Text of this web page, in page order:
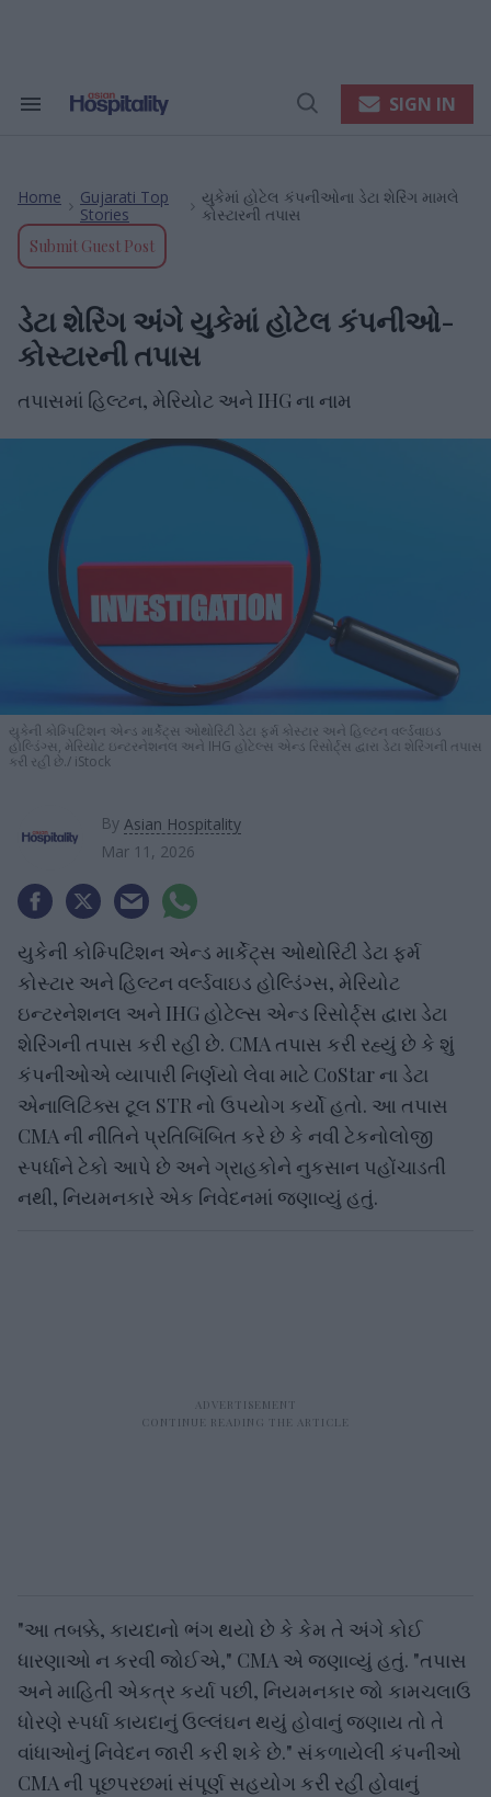
Search
Open
SIGN IN
Home
Gujarati Top
Stories
યુકેમાં હોટેલ કંપનીઓના ડેટા શેરિંગ મામલે
કોસ્ટારની તપાસ
Submit Guest Post
ડેટા શેરિંગ અંગે યુકેમાં હોટેલ કંપનીઓ-
કોસ્ટારની તપાસ
તપાસમાં હિલ્ટન, મેરિયોટ અને IHG ના નામ
યુકેની કોમ્પિટિશન એન્ડ માર્કેટ્સ ઓથોરિટી ડેટા ફર્મ કોસ્ટાર અને હિલ્ટન વર્લ્ડવાઇડ
હોલ્ડિંગ્સ, મેરિયોટ ઇન્ટરનેશનલ અને IHG હોટેલ્સ એન્ડ રિસોર્ટ્સ દ્વારા ડેટા શેરિંગની તપાસ
કરી રહી છે. iStock
By Asian Hospitality
Mar 11, 2026
યુકેની કોમ્પિટિશન એન્ડ માર્કેટ્સ ઓથોરિટી ડેટા ફર્મ
કોસ્ટાર અને હિલ્ટન વર્લ્ડવાઇડ હોલ્ડિંગ્સ, મેરિયોટ
ઇન્ટરનેશનલ અને IHG હોટેલ્સ એન્ડ રિસોર્ટ્સ દ્વારા ડેટા
શેરિંગની તપાસ કરી રહી છે. CMA તપાસ કરી રહ્યું છે કે શું
કંપનીઓએ વ્યાપારી નિર્ણયો લેવા માટે CoStar ના ડેટા
એનાલિટિક્સ ટૂલ STR નો ઉપયોગ કર્યો હતો. આ તપાસ
CMA ની નીતિને પ્રતિબિંબિત કરે છે કે નવી ટેકનોલોજી
સ્પર્ધાને ટેકો આપે છે અને ગ્રાહકોને નુકસાન પહોંચાડતી
નથી, નિયમનકારે એક નિવેદનમાં જણાવ્યું હતું.
"આ તબક્કે, કાયદાનો ભંગ થયો છે કે કેમ તે અંગે કોઈ
ધારણાઓ ન કરવી જોઈએ," CMA એ જણાવ્યું હતું. "તપાસ
અને માહિતી એકત્ર કર્યા પછી, નિયમનકાર જો કામચલાઉ
ધોરણે સ્પર્ધા કાયદાનું ઉલ્લંઘન થયું હોવાનું જણાય તો તે
વાંધાઓનું નિવેદન જારી કરી શકે છે." સંકળાયેલી કંપનીઓ
CMA ની પૂછપરછમાં સંપૂર્ણ સહયોગ કરી રહી હોવાનું